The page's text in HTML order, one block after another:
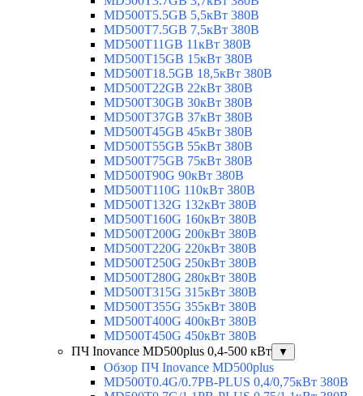
MD500T5.5GB 5,5кВт 380В
MD500T7.5GB 7,5кВт 380В
MD500T11GB 11кВт 380В
MD500T15GB 15кВт 380В
MD500T18.5GB 18,5кВт 380В
MD500T22GB 22кВт 380В
MD500T30GB 30кВт 380В
MD500T37GB 37кВт 380В
MD500T45GB 45кВт 380В
MD500T55GB 55кВт 380В
MD500T75GB 75кВт 380В
MD500T90G 90кВт 380В
MD500T110G 110кВт 380В
MD500T132G 132кВт 380В
MD500T160G 160кВт 380В
MD500T200G 200кВт 380В
MD500T220G 220кВт 380В
MD500T250G 250кВт 380В
MD500T280G 280кВт 380В
MD500T315G 315кВт 380В
MD500T355G 355кВт 380В
MD500T400G 400кВт 380В
MD500T450G 450кВт 380В
ПЧ Inovance MD500plus 0,4-500 кВт
▼
Обзор ПЧ Inovance MD500plus
MD500T0.4G/0.7PB-PLUS 0,4/0,75кВт 380В